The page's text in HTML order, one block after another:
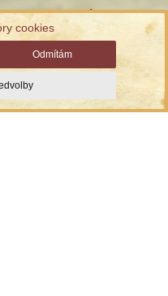
cookies
Odmítám
osobních údajů
reCAPTCHAOchrana
podmínky
Simopt, s.r.o.